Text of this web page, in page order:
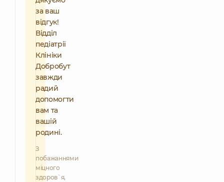
за ваш
відгук!
Відділ
педіатрії
Клініки
Добробут
завжди
радий
допомогти
вам та
вашій
родині.
З
побажаннями
міцного
здоров`я,